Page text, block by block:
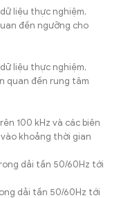
liệu thực nghiệm,
đến ngưỡng cho
liệu thực nghiệm,
quan đến rung tâm
100 kHz và các biên
khoảng thời gian
dải tần 50/60Hz tới
dải tần 50/60Hz tới